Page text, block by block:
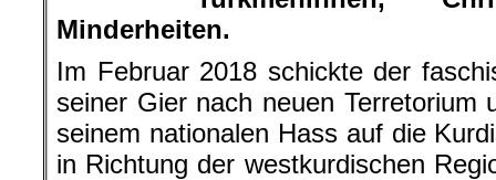
Minderheiten.
Im Februar 2018 schickte der
seiner Gier nach neuen Terretorium
seinem nationalen Hass auf die
in Richtung der westkurdischen